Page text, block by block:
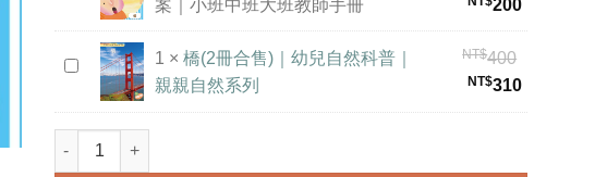
齡
前
兒
園
案｜小班中班大班教師手冊
200
橋
冊
1 × 橋(2冊合售)｜幼兒自然科普｜
親親自然系列
NT$400
始
價
NT$310目
前
《橋》學齡前幼兒園教案｜小班中班大班教師手冊 數量